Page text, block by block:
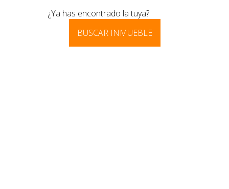
¿Ya has encontrado la tuya?
BUSCAR INMUEBLE